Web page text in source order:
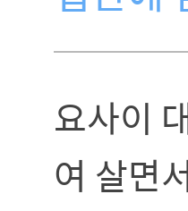
요사이
여 살면